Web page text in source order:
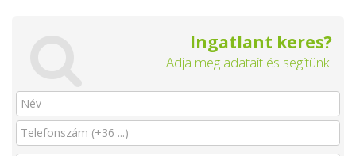
Ingatlant keres?
Adja meg adatait és segítünk!